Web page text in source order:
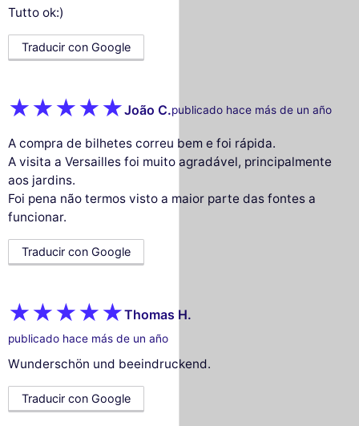
Tutto ok:)
Traducir con Google
João C.publicado hace más de un año
A compra de bilhetes correu bem e foi rápida.
A visita a Versailles foi muito agradável, principalmente
aos jardins.
Foi pena não termos visto a maior parte das fontes a
funcionar.
Traducir con Google
Thomas H.
publicado hace más de un año
Wunderschön und beeindruckend.
Traducir con Google